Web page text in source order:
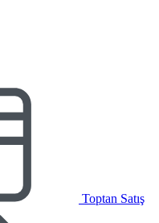
Toptan Satış